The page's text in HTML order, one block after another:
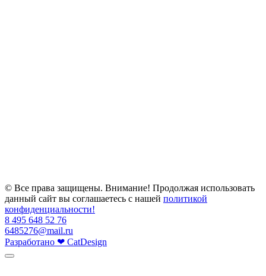
© Все права защищены. Внимание! Продолжая использовать
данный сайт вы соглашаетесь с нашей политикой
конфиденциальности!
8 495 648 52 76
6485276@mail.ru
Разработано ❤ CatDesign